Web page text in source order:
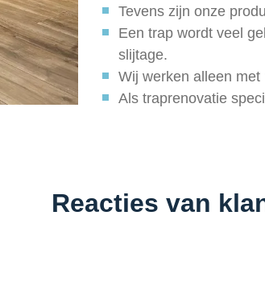
Tevens zijn onze
Een trap wordt veel
slijtage.
Wij werken alleen
Als traprenovatie
Reacties van